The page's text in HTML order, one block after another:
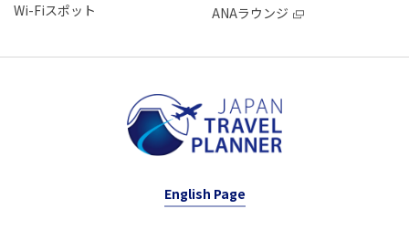
Wi-Fiスポット
ANAラウンジ
English Page